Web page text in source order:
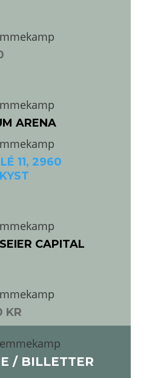
ARENA
11, 2960
CAPITAL
KR
/ BILLETTER